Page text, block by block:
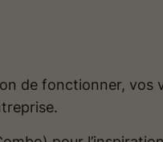
de fonctionner, vos